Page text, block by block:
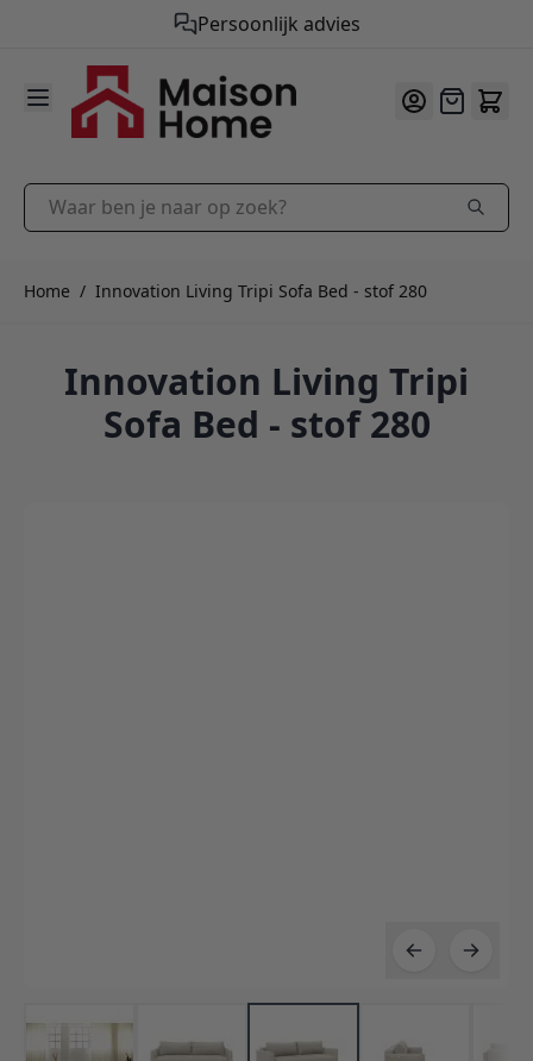
Persoonlijk advies
9.9/10
Ga naar de inhoud
Offerte
Waar ben je naar op zoek?
Home / Innovation Living Tripi Sofa Bed - stof 280
Innovation Living Tripi
Sofa Bed - stof 280